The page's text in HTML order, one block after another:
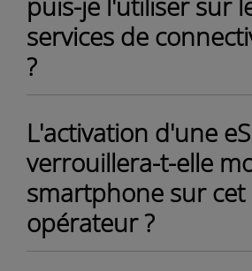
services de
?
L'activation d'une
verrouillera-t-elle
smartphone sur cet
opérateur ?